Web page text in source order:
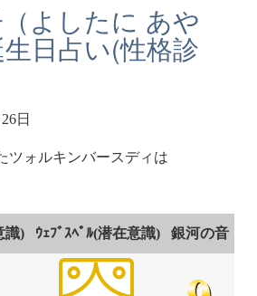
よしたに あや
日占い(性格診
日
ツォルキンバースディは
識) ｳｪﾌﾞｽﾍﾟﾙ(潜在意識) 銀河の音